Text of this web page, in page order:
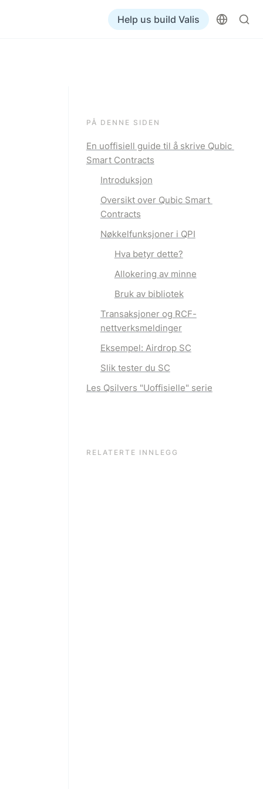
Help us build Valis
PÅ DENNE SIDEN
En uoffisiell guide til å skrive Qubic
Smart Contracts
Introduksjon
Oversikt over Qubic Smart
Contracts
Nøkkelfunksjoner i QPI
Hva betyr dette?
Allokering av minne
Bruk av bibliotek
Transaksjoner og RCF-
nettverksmeldinger
Eksempel: Airdrop SC
Slik tester du SC
Les Qsilvers "Uoffisielle" serie
RELATERTE INNLEGG